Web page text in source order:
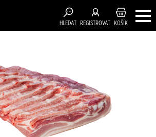
HLEDAT REGISTROVAT KOŠÍK